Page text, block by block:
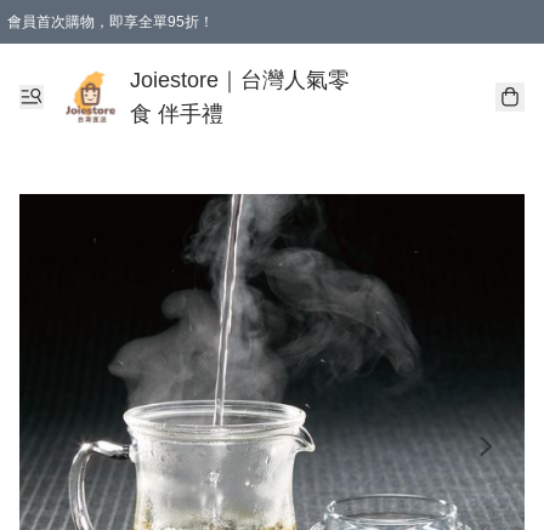
會員首次購物，即享全單95折！
購物滿 HKD 350.00即享免運費優惠！（適用於 本地送貨、本地取貨 )
Joiestore｜台灣人氣零
食 伴手禮